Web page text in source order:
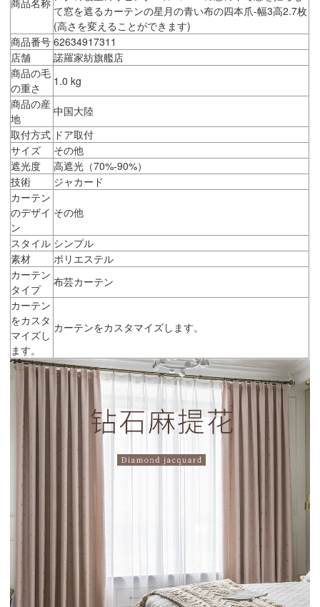
て窓を遮るカーテンの星月の青い布の四本爪-幅3高2.7枚
(高さを変えることができます)
商品番号 62634917311
店舗
諾羅家紡旗艦店
商品の毛
の重さ
1.0 kg
商品の産
地
中国大陸
取付方式 ドア取付
サイズ
その他
遮光度
高遮光（70%-90%）
技術
ジャカード
カーテン
のデザイ
ン
その他
スタイル シンプル
素材
ポリエステル
カーテン
タイプ
布芸カーテン
カーテン
をカスタ
マイズし
ます。
カーテンをカスタマイズします。